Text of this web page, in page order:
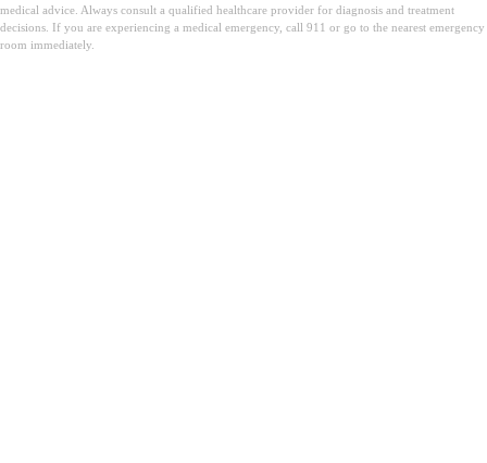
medical advice. Always consult a qualified healthcare provider for diagnosis and treatment
decisions. If you are experiencing a medical emergency, call 911 or go to the nearest emergency
room immediately.